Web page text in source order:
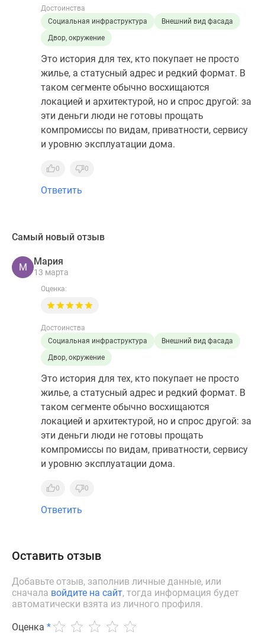
Достоинства
Социальная инфраструктура
Внешний вид фасада
Двор, окружение
Это история для тех, кто покупает не просто
жилье, а статусный адрес и редкий формат. В
таком сегменте обычно восхищаются
локацией и архитектурой, но и спрос другой: за
эти деньги люди не готовы прощать
компромиссы по видам, приватности, сервису
и уровню эксплуатации дома.
0 0
Ответить
Самый новый отзыв
М
Мария
13 марта
Оценка:
Достоинства
Социальная инфраструктура
Внешний вид фасада
Двор, окружение
Это история для тех, кто покупает не просто
жилье, а статусный адрес и редкий формат. В
таком сегменте обычно восхищаются
локацией и архитектурой, но и спрос другой: за
эти деньги люди не готовы прощать
компромиссы по видам, приватности, сервису
и уровню эксплуатации дома.
0 0
Ответить
Оставить отзыв
Добавьте отзыв, заполнив личные данные, или
сначала войдите на сайт, тогда информация будет
автоматически взята из личного профиля.
Оценка *